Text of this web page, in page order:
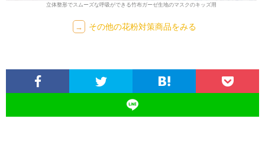
立体整形でスムーズな呼吸ができる竹布ガーゼ生地のマスクのキッズ用
→ その他の花粉対策商品をみる